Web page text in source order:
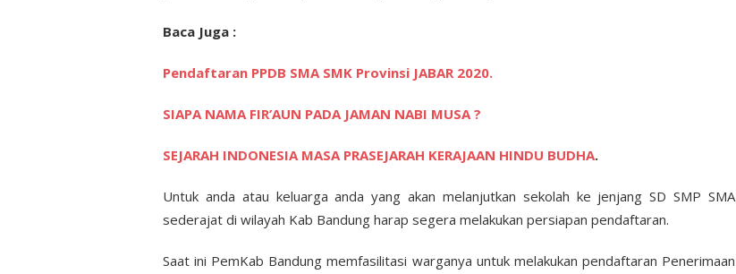
Baca Juga :
Pendaftaran PPDB SMA SMK Provinsi JABAR 2020.
SIAPA NAMA FIR’AUN PADA JAMAN NABI MUSA ?
SEJARAH INDONESIA MASA PRASEJARAH KERAJAAN HINDU BUDHA.
Untuk anda atau keluarga anda yang akan melanjutkan sekolah ke jenjang SD SMP SMA
sederajat di wilayah Kab Bandung harap segera melakukan persiapan pendaftaran.
Saat ini PemKab Bandung memfasilitasi warganya untuk melakukan pendaftaran Penerimaan